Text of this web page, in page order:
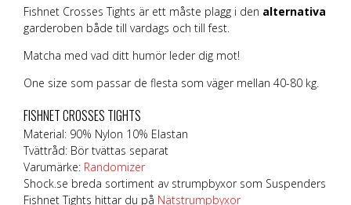
Fishnet Crosses Tights är ett måste plagg i den alternativa
garderoben både till vardags och till fest.
Matcha med vad ditt humör leder dig mot!
One size som passar de flesta som väger mellan 40-80 kg.
FISHNET CROSSES TIGHTS
Material: 90% Nylon 10% Elastan
Tvättråd: Bör tvättas separat
Varumärke: Randomizer
Shock.se breda sortiment av strumpbyxor som Suspenders
Fishnet Tights hittar du på Nätstrumpbyxor